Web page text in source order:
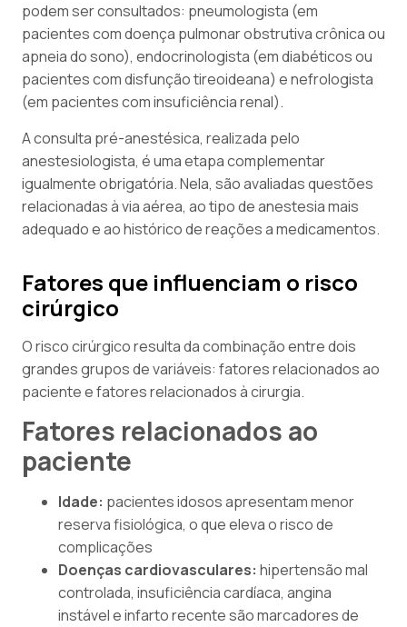
podem ser consultados: pneumologista (em
pacientes com doença pulmonar obstrutiva crônica ou
apneia do sono), endocrinologista (em diabéticos ou
pacientes com disfunção tireoideana) e nefrologista
(em pacientes com insuficiência renal).
A consulta pré-anestésica, realizada pelo
anestesiologista, é uma etapa complementar
igualmente obrigatória. Nela, são avaliadas questões
relacionadas à via aérea, ao tipo de anestesia mais
adequado e ao histórico de reações a medicamentos.
Fatores que influenciam o risco
cirúrgico
O risco cirúrgico resulta da combinação entre dois
grandes grupos de variáveis: fatores relacionados ao
paciente e fatores relacionados à cirurgia.
Fatores relacionados ao
paciente
Idade: pacientes idosos apresentam menor
reserva fisiológica, o que eleva o risco de
complicações
Doenças cardiovasculares: hipertensão mal
controlada, insuficiência cardíaca, angina
instável e infarto recente são marcadores de